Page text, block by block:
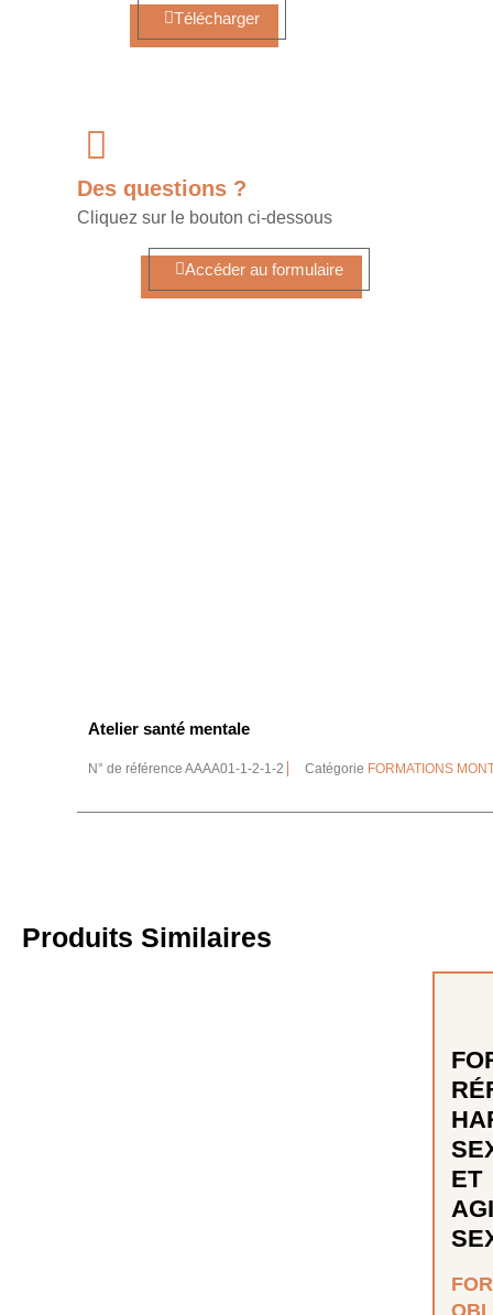
Télécharger
Des questions ?
Cliquez sur le bouton ci-dessous
Accéder au formulaire
Atelier santé mentale
N° de référence AAAA01-1-2-1-2 Catégorie FORMATIONS
Produits Similaires
ET